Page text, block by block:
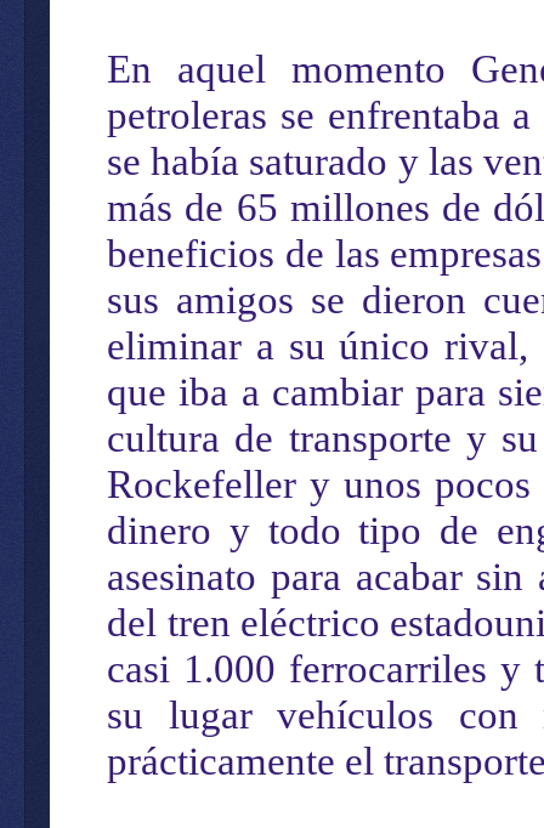
En aquel momento
petroleras se enfrentaba
se había saturado y las
más de 65 millones de
beneficios de las
sus amigos se dieron
eliminar a su único rival,
que iba a cambiar para
cultura de transporte y
Rockefeller y unos
dinero y todo tipo de
asesinato para acabar
del tren eléctrico
casi 1.000 ferrocarriles y
su lugar vehículos
prácticamente el